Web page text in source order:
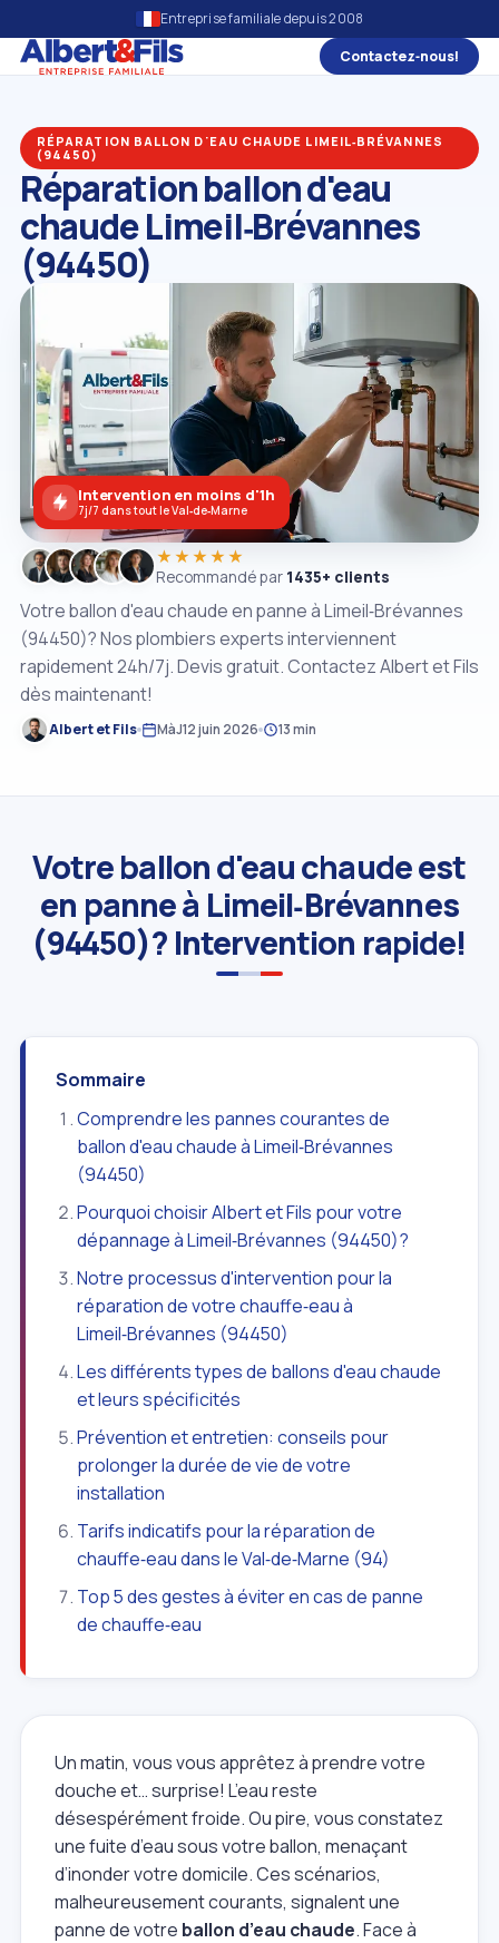
Entreprise familiale depuis 2008
Contactez‑nous!
RÉPARATION BALLON D'EAU CHAUDE LIMEIL‑BRÉVANNES
(94450)
Réparation ballon d'eau
chaude Limeil‑Brévannes
(94450)
Votre ballon d'eau chaude en panne à Limeil‑Brévannes
(94450)? Nos plombiers experts interviennent
rapidement 24h/7j. Devis gratuit. Contactez Albert et Fils
dès maintenant!
Albert et Fils MàJ12 juin 2026 13 min
★★★★★
Recommandé par 1435+ clients
Intervention en moins d'1h
7j/7 dans tout le Val‑de‑Marne
Votre ballon d'eau chaude est
en panne à Limeil‑Brévannes
(94450)? Intervention rapide!
Sommaire
Comprendre les pannes courantes de
ballon d'eau chaude à Limeil‑Brévannes
(94450)
Pourquoi choisir Albert et Fils pour votre
dépannage à Limeil‑Brévannes (94450)?
Notre processus d'intervention pour la
réparation de votre chauffe‑eau à
Limeil‑Brévannes (94450)
Les différents types de ballons d'eau chaude
et leurs spécificités
Prévention et entretien: conseils pour
prolonger la durée de vie de votre
installation
Tarifs indicatifs pour la réparation de
chauffe‑eau dans le Val‑de‑Marne (94)
Top 5 des gestes à éviter en cas de panne
de chauffe‑eau
Un matin, vous vous apprêtez à prendre votre
douche et… surprise! L’eau reste
désespérément froide. Ou pire, vous constatez
une fuite d’eau sous votre ballon, menaçant
d’inonder votre domicile. Ces scénarios,
malheureusement courants, signalent une
panne de votre ballon d’eau chaude. Face à